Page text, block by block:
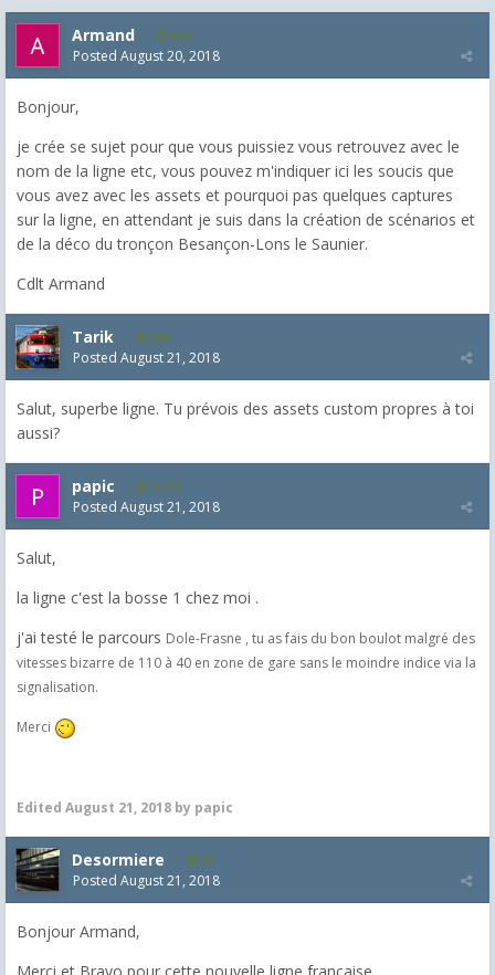
Armand 564
Posted August 20, 2018
Bonjour,
je crée se sujet pour que vous puissiez vous retrouvez avec le
nom de la ligne etc, vous pouvez m'indiquer ici les soucis que
vous avez avec les assets et pourquoi pas quelques captures
sur la ligne, en attendant je suis dans la création de scénarios et
de la déco du tronçon Besançon-Lons le Saunier.
Cdlt Armand
Tarik 249
Posted August 21, 2018
Salut, superbe ligne. Tu prévois des assets custom propres à toi
aussi?
papic 1,372
Posted August 21, 2018
Salut,
la ligne c'est la bosse 1 chez moi .
j'ai testé le parcours Dole-Frasne , tu as fais du bon boulot malgré des
vitesses bizarre de 110 à 40 en zone de gare sans le moindre indice via la
signalisation.
Merci
Edited August 21, 2018 by papic
Desormiere 39
Posted August 21, 2018
Bonjour Armand,